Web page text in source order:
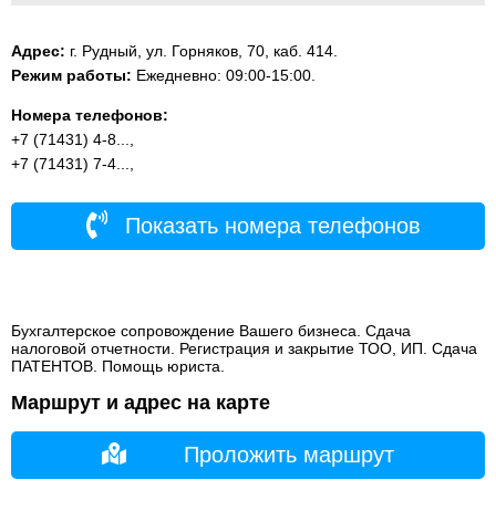
Адрес: г. Рудный, ул. Горняков, 70, каб. 414.
Режим работы: Ежедневно: 09:00-15:00.
Номера телефонов:
+7 (71431) 4-8...,
+7 (71431) 7-4...,
Показать номера телефонов
Бухгалтерское сопровождение Вашего бизнеса. Сдача
налоговой отчетности. Регистрация и закрытие ТОО, ИП. Сдача
ПАТЕНТОВ. Помощь юриста.
Маршрут и адрес на карте
Проложить маршрут